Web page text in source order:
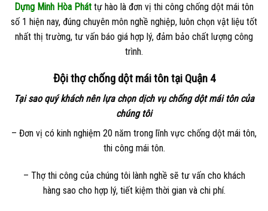
Dựng Minh Hòa Phát tự hào là đơn vị thi công chống dột mái tôn
số 1 hiện nay, đúng chuyên môn nghề nghiệp, luôn chọn vật liệu tốt
nhất thị trường, tư vấn báo giá hợp lý, đảm bảo chất lượng công
trình.
Đội thợ chống dột mái tôn tại Quận 4
Tại sao quý khách nên lựa chọn dịch vụ chống dột mái tôn của
chúng tôi
– Đơn vị có kinh nghiệm 20 năm trong lĩnh vực chống dột mái tôn,
thi công mái tôn.
– Thợ thi công của chúng tôi lành nghề sẽ tư vấn cho khách
hàng sao cho hợp lý, tiết kiệm thời gian và chi phí.